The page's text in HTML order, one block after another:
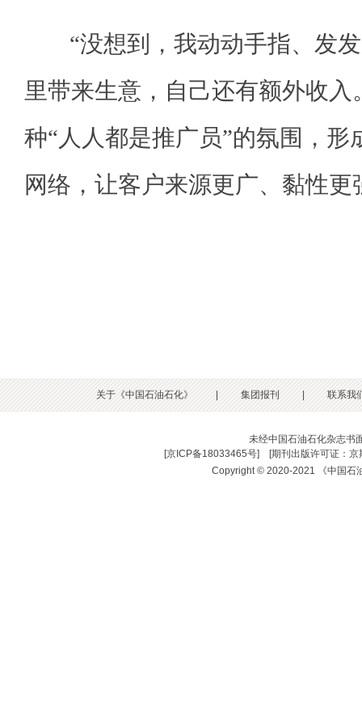
“没想到，我动动手指、发发
里带来生意，自己还有额外收入
种“人人都是推广员”的氛围，形
网络，让客户来源更广、黏性更
关于《中国石油石化》 | 集团报刊 | 联系我
未经中国石油石化杂志书
[京ICP备18033465号] [期刊出版许可证：
Copyright © 2020-2021 《中国石